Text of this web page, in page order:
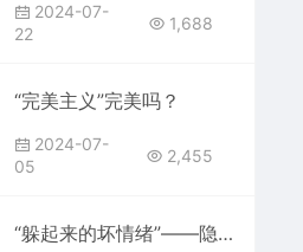
2024-07-
22
1,688
“完美主义”完美吗？
2024-07-
05
2,455
“躲起来的坏情绪”——隐匿性抑郁